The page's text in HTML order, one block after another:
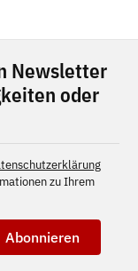
Newsletter
oder
zu Ihrem
Abonnieren